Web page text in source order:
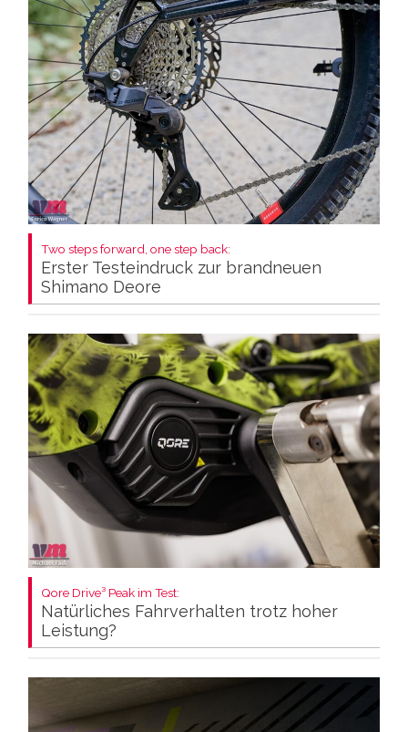
Two steps forward, one step back:
Erster Testeindruck zur brandneuen
Shimano Deore
Qore Drive³ Peak im Test:
Natürliches Fahrverhalten trotz hoher
Leistung?